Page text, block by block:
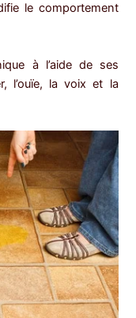
le comportement
à l’aide de ses
l’ouïe, la voix et la